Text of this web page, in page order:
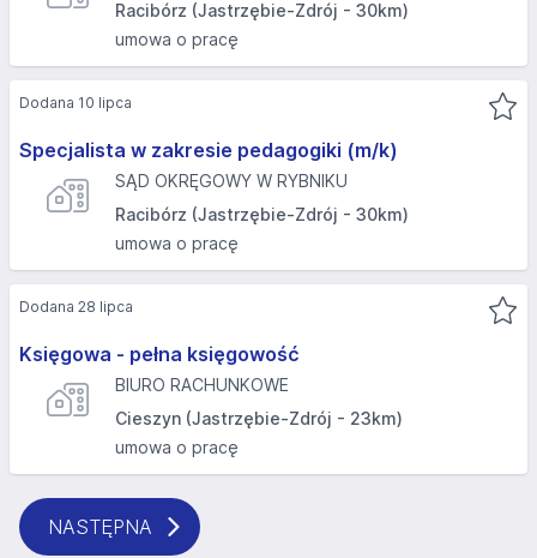
Racibórz (Jastrzębie-Zdrój - 30km)
umowa o pracę
Specjalista w zakresie pedagogiki (m/k)
SĄD OKRĘGOWY W RYBNIKU
Racibórz (Jastrzębie-Zdrój - 30km)
umowa o pracę
Dodana 10 lipca
Księgowa - pełna księgowość
BIURO RACHUNKOWE
Cieszyn (Jastrzębie-Zdrój - 23km)
umowa o pracę
Dodana 28 lipca
NASTĘPNA